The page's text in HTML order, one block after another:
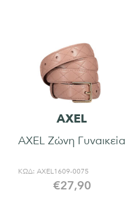
AXEL
AXEL Ζώνη Γυναικεία
ΚΩΔ:AXEL1609-0075
€27,90